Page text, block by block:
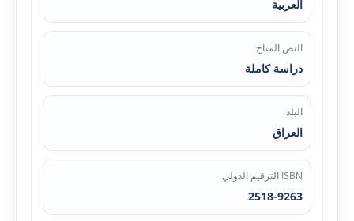
العربية
النص المتاح
دراسة كاملة
البلد
العراق
ISBN الترقيم الدولي
2518-9263